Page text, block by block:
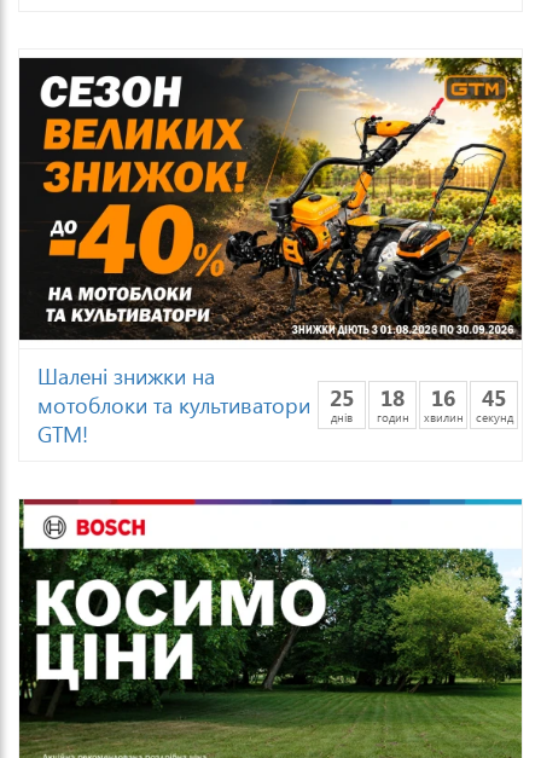
Шалені знижки на
мотоблоки та культиватори
GTM!
25
днів
18
годин
16
хвилин
43
секунд